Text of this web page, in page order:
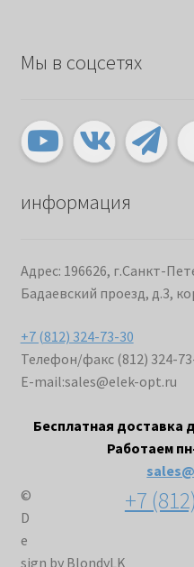
Мы в соцсетях
информация
Адрес: 196626, г.Санкт-
Бадаевский проезд, д.3,
+7 (812) 324-73-30
Телефон/факс (812) 324-
E-mail:sales@elek-opt.ru
Бесплатная доставка
Работаем
+7
©
D
e
sign by BlondyLK